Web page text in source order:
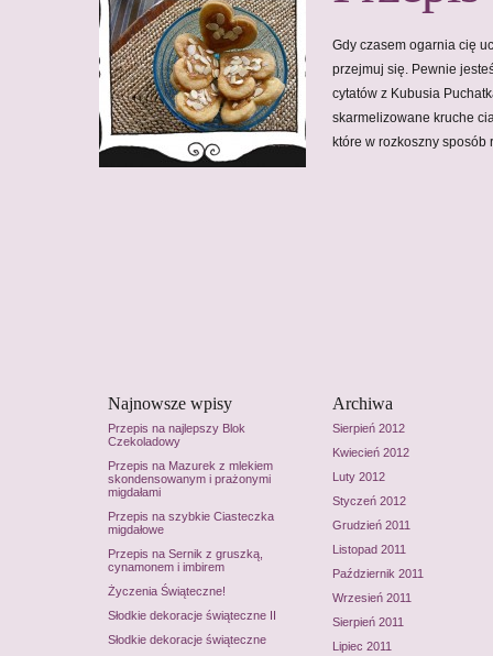
Gdy czasem ogarnia cię
przejmuj się. Pewnie
cytatów z Kubusia
skarmelizowane kruche
które w rozkoszny
Najnowsze wpisy
Przepis na najlepszy Blok
Czekoladowy
Przepis na Mazurek z mlekiem
skondensowanym i prażonymi
migdałami
Przepis na szybkie Ciasteczka
migdałowe
Przepis na Sernik z gruszką,
cynamonem i imbirem
Życzenia Świąteczne!
Słodkie dekoracje świąteczne II
Słodkie dekoracje świąteczne
Archiwa
Sierpień 2012
Kwiecień 2012
Luty 2012
Styczeń 2012
Grudzień 2011
Listopad 2011
Październik 2011
Wrzesień 2011
Sierpień 2011
Lipiec 2011